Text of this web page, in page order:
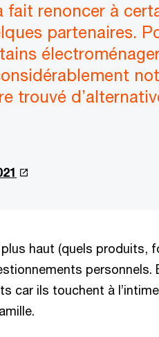
fait renoncer à
partenaires.
trouvé
haut (quels produits,
personnels.
car ils touchent à